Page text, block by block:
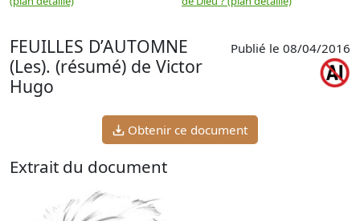
FEUILLES D’AUTOMNE
(Les). (résumé) de Victor
Hugo
Publié le 08/04/2016
Obtenir ce document
Extrait du document